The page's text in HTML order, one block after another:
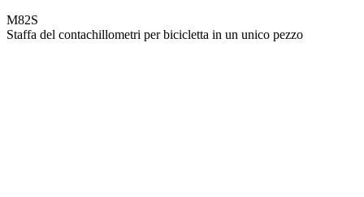
M82S
Staffa del contachillometri per bicicletta in un unico pezzo